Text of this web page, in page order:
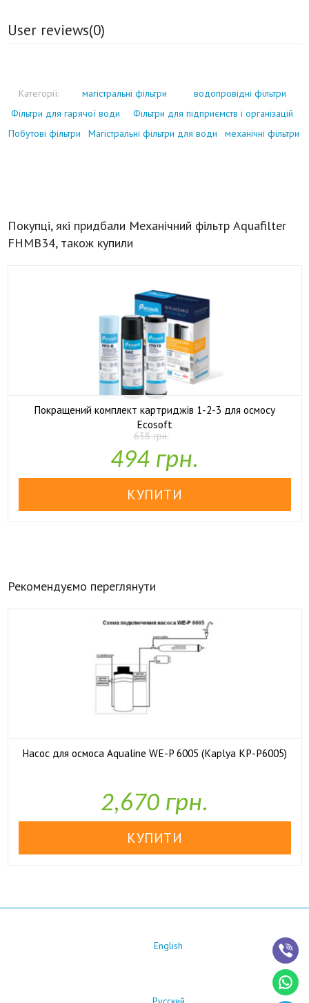
User reviews(0)
Категорії: магістральні фільтри
водопровідні фільтри
Фільтри для гарячої води
Фільтри для підприємств і організацій
Побутові фільтри
Магістральні фільтри для води механічні фільтри
Покупці, які придбали Механічний фільтр Aquafilter
FHMB34, також купили
Покращений комплект картриджів 1-2-3 для осмосу
Ecosoft
У наявності
638 грн.
494 грн.
Рекомендуємо переглянути
Насос для осмоса Aqualine WE-P 6005 (Kaplya KP-P6005)
2,670 грн.
English